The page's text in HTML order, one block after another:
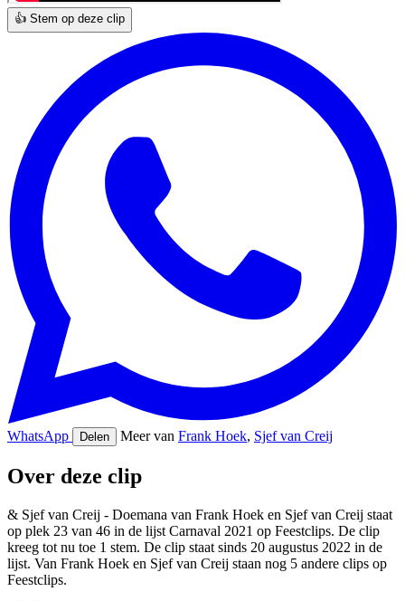
👍 Stem op deze clip
WhatsApp Delen Meer van Frank Hoek, Sjef van Creij
Over deze clip
& Sjef van Creij - Doemana van Frank Hoek en Sjef van Creij staat
op plek 23 van 46 in de lijst Carnaval 2021 op Feestclips. De clip
kreeg tot nu toe 1 stem. De clip staat sinds 20 augustus 2022 in de
lijst. Van Frank Hoek en Sjef van Creij staan nog 5 andere clips op
Feestclips.